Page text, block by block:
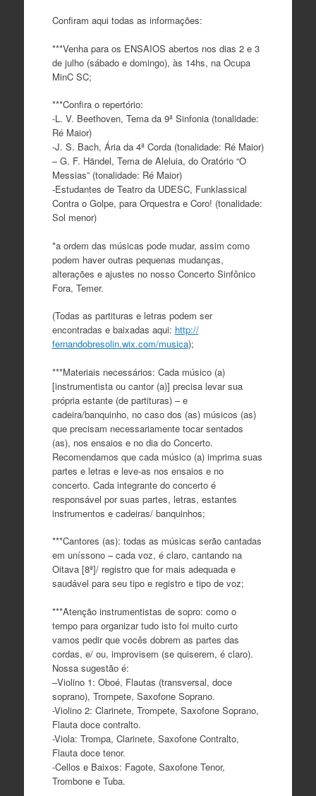
Confiram aqui todas as informações:
***Venha para os ENSAIOS abertos nos dias 2 e 3
de julho (sábado e domingo), às 14hs, na Ocupa
MinC SC;
***Confira o repertório:
-L. V. Beethoven, Tema da 9ª Sinfonia (tonalidade:
Ré Maior)
-J. S. Bach, Ária da 4ª Corda (tonalidade: Ré Maior)
– G. F. Händel, Tema de Aleluia, do Oratório “O
Messias” (tonalidade: Ré Maior)
-Estudantes de Teatro da UDESC, Funklassical
Contra o Golpe, para Orquestra e Coro! (tonalidade:
Sol menor)
*a ordem das músicas pode mudar, assim como
podem haver outras pequenas mudanças,
alterações e ajustes no nosso Concerto Sinfônico
Fora, Temer.
(Todas as partituras e letras podem ser
encontradas e baixadas aqui: http://
fernandobresolin.wix.com/musica);
***Materiais necessários: Cada músico (a)
[instrumentista ou cantor (a)] precisa levar sua
própria estante (de partituras) – e
cadeira/banquinho, no caso dos (as) músicos (as)
que precisam necessariamente tocar sentados
(as), nos ensaios e no dia do Concerto.
Recomendamos que cada músico (a) imprima suas
partes e letras e leve-as nos ensaios e no
concerto. Cada integrante do concerto é
responsável por suas partes, letras, estantes
instrumentos e cadeiras/ banquinhos;
***Cantores (as): todas as músicas serão cantadas
em uníssono – cada voz, é claro, cantando na
Oitava [8ª]/ registro que for mais adequada e
saudável para seu tipo e registro e tipo de voz;
***Atenção instrumentistas de sopro: como o
tempo para organizar tudo isto foi muito curto
vamos pedir que vocês dobrem as partes das
cordas, e/ ou, improvisem (se quiserem, é claro).
Nossa sugestão é:
–Violino 1: Oboé, Flautas (transversal, doce
soprano), Trompete, Saxofone Soprano.
-Violino 2: Clarinete, Trompete, Saxofone Soprano,
Flauta doce contralto.
-Viola: Trompa, Clarinete, Saxofone Contralto,
Flauta doce tenor.
-Cellos e Baixos: Fagote, Saxofone Tenor,
Trombone e Tuba.